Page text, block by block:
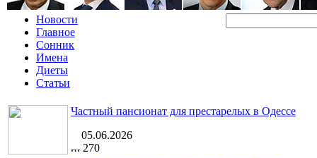
Новости
Главное
Сонник
Имена
Диеты
Статьи
Частный пансионат для престарелых в Одессе
05.06.2026
270